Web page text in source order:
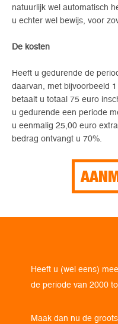
natuurlijk wel automatisch
u echter wel bewijs, voor
De kosten
Heeft u gedurende de
daarvan, met bijvoorbeeld
betaalt u totaal 75 euro
u gedurende een periode
u eenmalig 25,00 euro
bedrag ontvangt u 70%.
Heeft u (wel eens)
de periode van 2000
Maak dan nu de